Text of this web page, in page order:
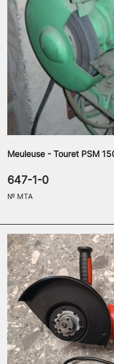
Meuleuse - Touret PSM
647-1-0
№ MTA